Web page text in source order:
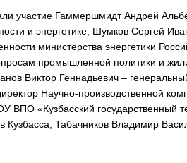
участие Гаммершмидт Андрей
и энергетике, Шумков Сергей
министерства энергетики
промышленной политики и
Виктор Геннадьевич –
Научно-производственной
«Кузбасский государственный
Кузбасса, Табачников Владимир